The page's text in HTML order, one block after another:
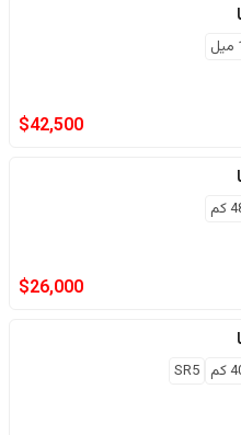
ميل
$42,500
كم
$26,000
كم SR5